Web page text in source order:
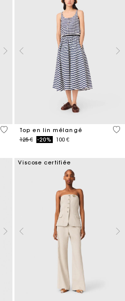
3,5 out of 5 Customer Rating
Top en lin mélangé
Price reduced from
125 €to-20% 100 €
5
Viscose certifiée